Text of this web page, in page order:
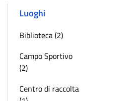
Luoghi
Biblioteca (2)
Campo Sportivo
(2)
Centro di raccolta